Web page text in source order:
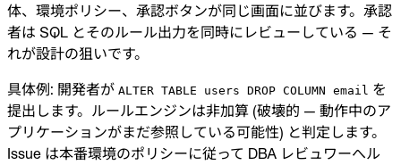
体、環境ポリシー、承認ボタンが同じ画面に並びます。承認
者は SQL とそのルール出力を同時にレビューしている — そ
れが設計の狙いです。
具体例: 開発者が ALTER TABLE users DROP COLUMN email を
提出します。ルールエンジンは非加算 (破壊的 — 動作中のア
プリケーションがまだ参照している可能性) と判定します。
Issue は本番環境のポリシーに従って DBA レビュワーへル